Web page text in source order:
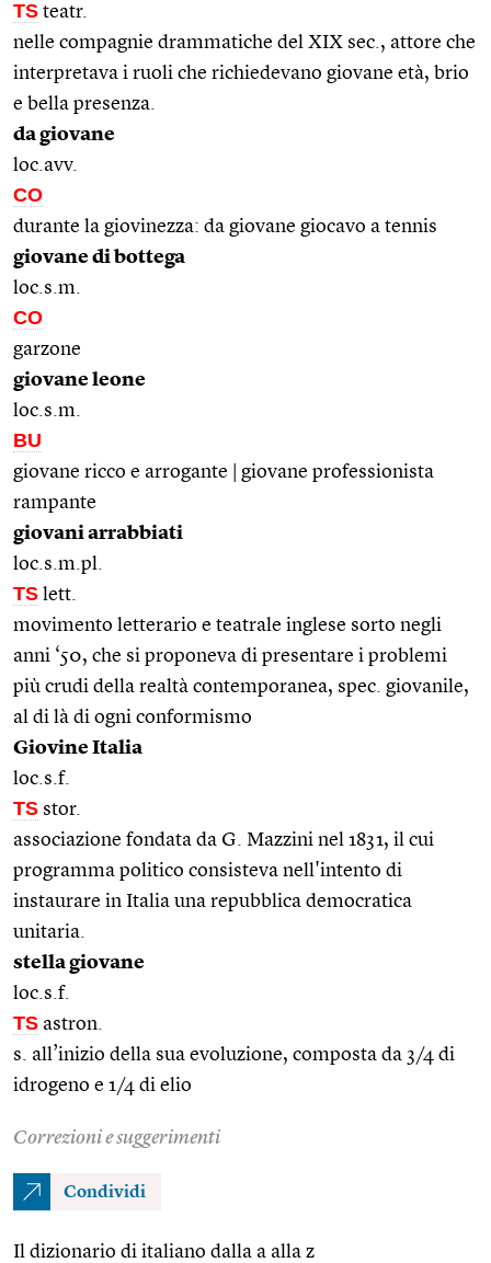
TS teatr.
nelle compagnie drammatiche del XIX sec., attore che
interpretava i ruoli che richiedevano giovane età, brio
e bella presenza.
da giovane
loc.avv.
CO
durante la giovinezza: da giovane giocavo a tennis
giovane di bottega
loc.s.m.
CO
garzone
giovane leone
loc.s.m.
BU
giovane ricco e arrogante | giovane professionista
rampante
giovani arrabbiati
loc.s.m.pl.
TS lett.
movimento letterario e teatrale inglese sorto negli
anni ‘50, che si proponeva di presentare i problemi
più crudi della realtà contemporanea, spec. giovanile,
al di là di ogni conformismo
Giovine Italia
loc.s.f.
TS stor.
associazione fondata da G. Mazzini nel 1831, il cui
programma politico consisteva nell'intento di
instaurare in Italia una repubblica democratica
unitaria.
stella giovane
loc.s.f.
TS astron.
s. all’inizio della sua evoluzione, composta da 3/4 di
idrogeno e 1/4 di elio
Correzioni e suggerimenti
Condividi
Il dizionario di italiano dalla a alla z